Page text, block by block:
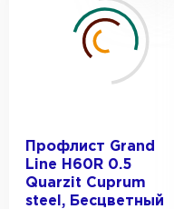
Профлист Grand
Line H60R 0.5
Quarzit Cuprum
steel, Бесцветный